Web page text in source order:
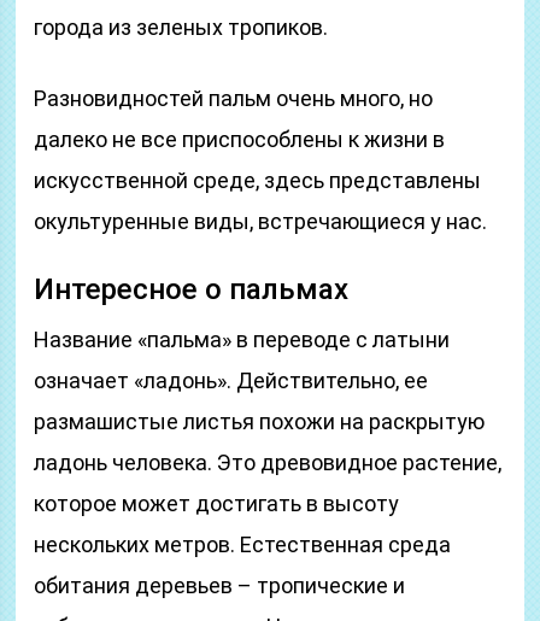
города из зеленых тропиков.
Разновидностей пальм очень много, но
далеко не все приспособлены к жизни в
искусственной среде, здесь представлены
окультуренные виды, встречающиеся у нас.
Интересное о пальмах
Название «пальма» в переводе с латыни
означает «ладонь». Действительно, ее
размашистые листья похожи на раскрытую
ладонь человека. Это древовидное растение,
которое может достигать в высоту
нескольких метров. Естественная среда
обитания деревьев – тропические и